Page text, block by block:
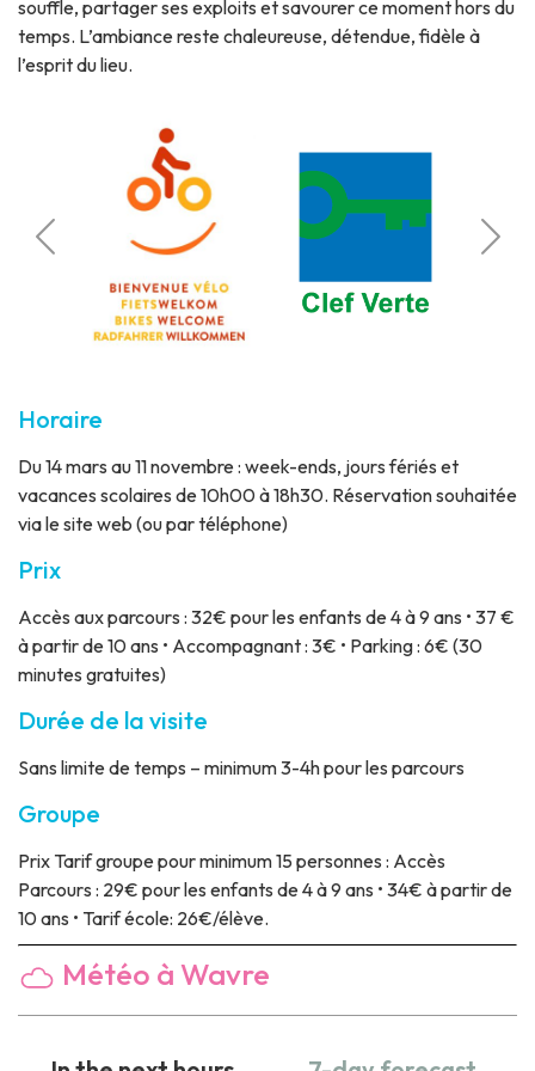
souffle, partager ses exploits et savourer ce moment hors du
temps. L’ambiance reste chaleureuse, détendue, fidèle à
l’esprit du lieu.
Horaire
Du 14 mars au 11 novembre : week-ends, jours fériés et
vacances scolaires de 10h00 à 18h30. Réservation souhaitée
via le site web (ou par téléphone)
Prix
Accès aux parcours : 32€ pour les enfants de 4 à 9 ans • 37 €
à partir de 10 ans • Accompagnant : 3€ • Parking : 6€ (30
minutes gratuites)
Durée de la visite
Sans limite de temps – minimum 3-4h pour les parcours
Groupe
Prix Tarif groupe pour minimum 15 personnes : Accès
Parcours : 29€ pour les enfants de 4 à 9 ans • 34€ à partir de
10 ans • Tarif école: 26€/élève.
Météo à Wavre